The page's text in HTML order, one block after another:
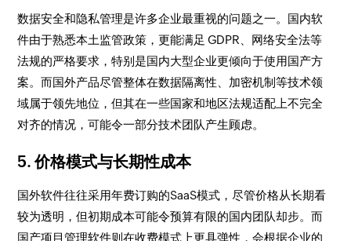
数据安全和隐私管理是许多企业最重视的问题之一。国内软
件由于熟悉本土监管政策，更能满足 GDPR、网络安全法等
法规的严格要求，特别是国内大型企业更倾向于使用国产方
案。而国外产品尽管整体在数据隔离性、加密机制等技术领
域属于领先地位，但其在一些国家和地区法规适配上不完全
对齐的情况，可能令一部分技术团队产生顾虑。
5. 价格模式与长期性成本
国外软件往往采用年费订购的SaaS模式，尽管价格从长期看
较为透明，但初期成本可能令预算有限的国内团队却步。而
国产项目管理软件则在收费模式上更具弹性，会根据企业的